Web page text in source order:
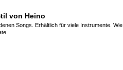
von Heino
Songs. Erhältlich für viele Instrumente. Wie